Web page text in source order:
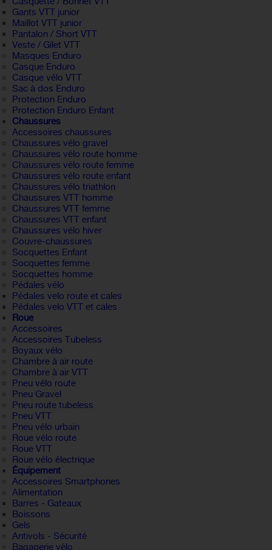
Gants VTT junior
Maillot VTT junior
Pantalon / Short VTT
Veste / Gilet VTT
Masques Enduro
Casque Enduro
Casque vélo VTT
Sac à dos Enduro
Protection Enduro
Protection Enduro Enfant
Chaussures
Accessoires chaussures
Chaussures vélo gravel
Chaussures vélo route homme
Chaussures vélo route femme
Chaussures vélo route enfant
Chaussures vélo triathlon
Chaussures VTT homme
Chaussures VTT femme
Chaussures VTT enfant
Chaussures vélo hiver
Couvre-chaussures
Socquettes Enfant
Socquettes femme
Socquettes homme
Pédales vélo
Pédales velo route et cales
Pédales velo VTT et cales
Roue
Accessoires
Accessoires Tubeless
Boyaux vélo
Chambre à air route
Chambre à air VTT
Pneu vélo route
Pneu Gravel
Pneu route tubeless
Pneu VTT
Pneu vélo urbain
Roue vélo route
Roue VTT
Roue vélo électrique
Équipement
Accessoires Smartphones
Alimentation
Barres - Gateaux
Boissons
Gels
Antivols - Sécurité
Bagagerie vélo